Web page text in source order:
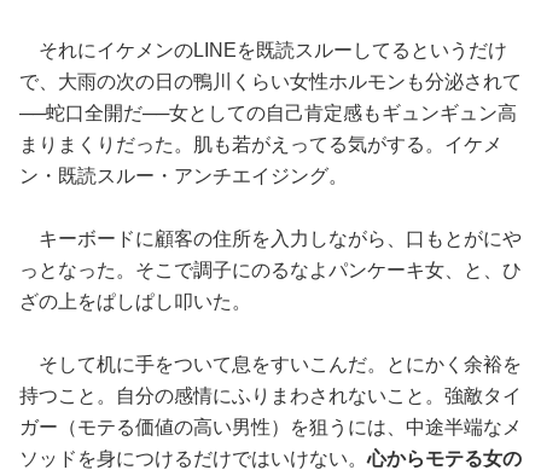
それにイケメンのLINEを既読スルーしてるというだけ
で、大雨の次の日の鴨川くらい女性ホルモンも分泌されて
──蛇口全開だ──女としての自己肯定感もギュンギュン高
まりまくりだった。肌も若がえってる気がする。イケメ
ン・既読スルー・アンチエイジング。
キーボードに顧客の住所を入力しながら、口もとがにや
っとなった。そこで調子にのるなよパンケーキ女、と、ひ
ざの上をぱしぱし叩いた。
そして机に手をついて息をすいこんだ。とにかく余裕を
持つこと。自分の感情にふりまわされないこと。強敵タイ
ガー（モテる価値の高い男性）を狙うには、中途半端なメ
ソッドを身につけるだけではいけない。心からモテる女の